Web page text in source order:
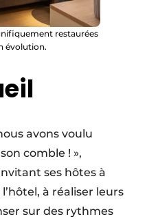
restaurées
évolution.
avons voulu
comble ! »,
ses hôtes à
à réaliser leurs
sur des rythmes